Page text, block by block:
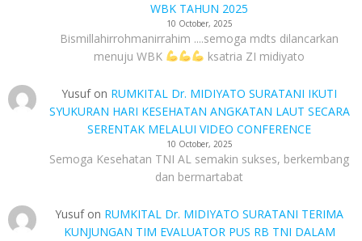
WBK TAHUN 2025
10 October, 2025
Bismillahirrohmanirrahim ....semoga mdts dilancarkan
menuju WBK
ksatria ZI midiyato
Yusufon RUMKITAL Dr. MIDIYATO SURATANI IKUTI
SYUKURAN HARI KESEHATAN ANGKATAN LAUT SECARA
SERENTAK MELALUI VIDEO CONFERENCE
10 October, 2025
Semoga Kesehatan TNI AL semakin sukses, berkembang
dan bermartabat
Yusufon RUMKITAL Dr. MIDIYATO SURATANI TERIMA
KUNJUNGAN TIM EVALUATOR PUS RB TNI DALAM